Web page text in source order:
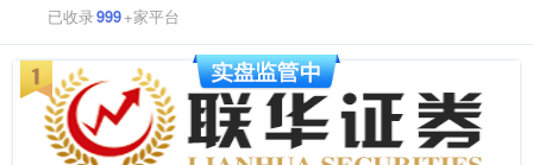
已收录999+家平台